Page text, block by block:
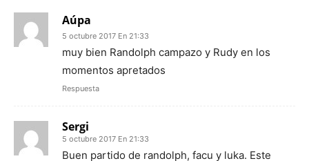
Aúpa
5 octubre 2017 En 21:33
muy bien Randolph campazo y Rudy en los
momentos apretados
Respuesta
Sergi
5 octubre 2017 En 21:33
Buen partido de randolph, facu y luka. Este